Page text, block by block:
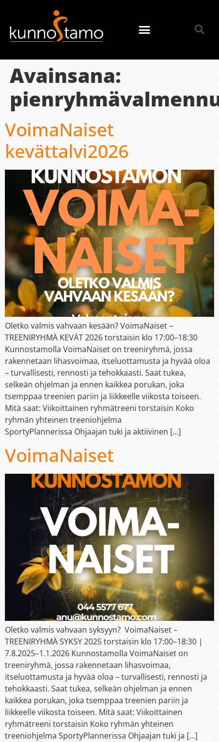
Avainsana:
VoimaNaiset
kevättalvi2026
Oletko valmis vahvaan kesään? VoimaNaiset –
TREENIRYHMÄ KEVÄT 2026 torstaisin klo 17:00–18:30
Kunnostamolla VoimaNaiset on treeniryhmä, jossa
rakennetaan lihasvoimaa, itseluottamusta ja hyvää oloa
– turvallisesti, rennosti ja tehokkaasti. Saat tukea,
selkeän ohjelman ja ennen kaikkea porukan, joka
tsemppaa treenien pariin ja liikkeelle viikosta toiseen.
Mitä saat: Viikoittainen ryhmätreeni torstaisin Koko
ryhmän yhteinen treeniohjelma
SportyPlannerissa Ohjaajan tuki ja aktiivinen […]
VoimaNaiset
Oletko valmis vahvaan syksyyn? VoimaNaiset –
TREENIRYHMÄ SYKSY 2025 torstaisin klo 17:00–18:30 |
7.8.2025–1.1.2026 Kunnostamolla VoimaNaiset on
treeniryhmä, jossa rakennetaan lihasvoimaa,
itseluottamusta ja hyvää oloa – turvallisesti, rennosti ja
tehokkaasti. Saat tukea, selkeän ohjelman ja ennen
kaikkea porukan, joka tsemppaa treenien pariin ja
liikkeelle viikosta toiseen. Mitä saat: Viikoittainen
ryhmätreeni torstaisin Koko ryhmän yhteinen
treeniohjelma SportyPlannerissa Ohjaajan tuki ja […]